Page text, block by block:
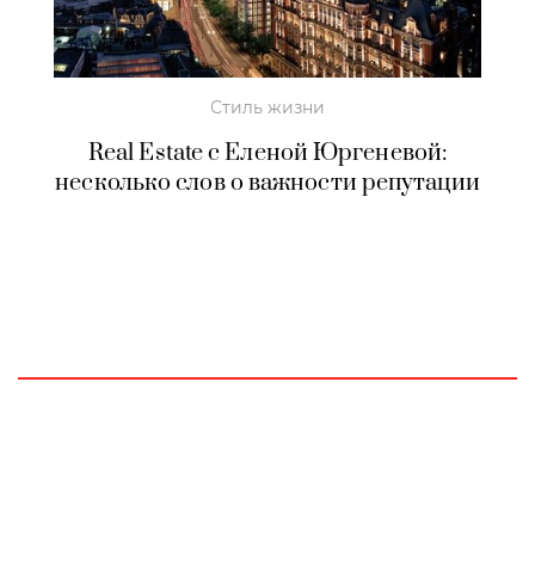
Стиль жизни
Real Estate с Еленой Юргеневой:
несколько слов о важности репутации